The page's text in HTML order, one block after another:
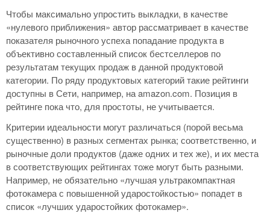
Чтобы максимально упростить выкладки, в качестве
«нулевого приближения» автор рассматривает в качестве
показателя рыночного успеха попадание продукта в
объективно составленный список бестселлеров по
результатам текущих продаж в данной продуктовой
категории. По ряду продуктовых категорий такие рейтинги
доступны в Сети, например, на amazon.com. Позиция в
рейтинге пока что, для простоты, не учитывается.
Критерии идеальности могут различаться (порой весьма
существенно) в разных сегментах рынка; соответственно, и
рыночные доли продуктов (даже одних и тех же), и их места
в соответствующих рейтингах тоже могут быть разными.
Например, не обязательно «лучшая ультракомпактная
фотокамера с повышенной ударостойкостью» попадет в
список «лучших ударостойких фотокамер».